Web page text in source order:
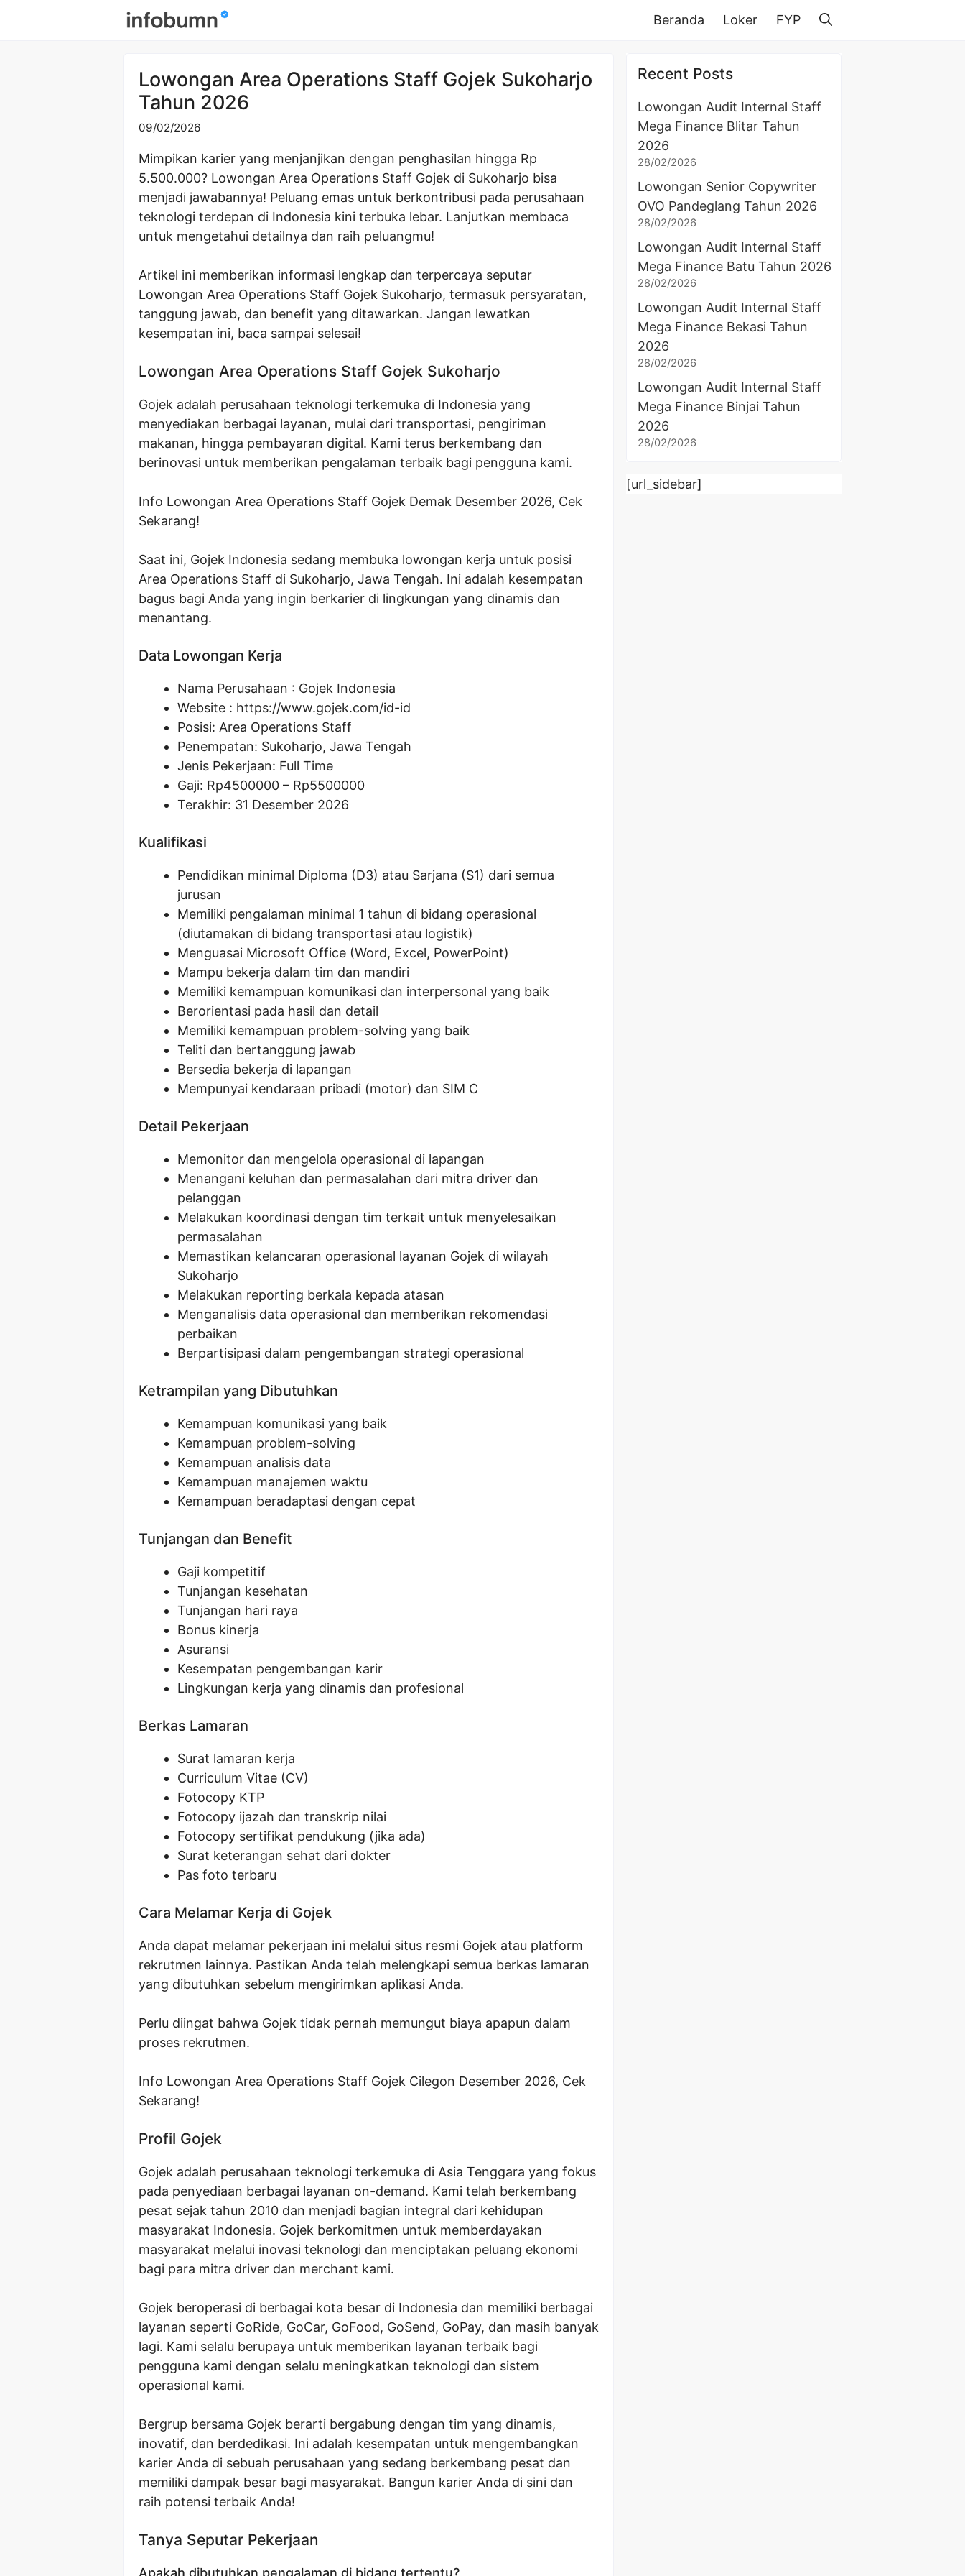
Beranda Loker FYP
Lowongan Area Operations Staff Gojek Sukoharjo
Tahun 2026
09/02/2026
Mimpikan karier yang menjanjikan dengan penghasilan hingga Rp
5.500.000? Lowongan Area Operations Staff Gojek di Sukoharjo bisa
menjadi jawabannya! Peluang emas untuk berkontribusi pada perusahaan
teknologi terdepan di Indonesia kini terbuka lebar. Lanjutkan membaca
untuk mengetahui detailnya dan raih peluangmu!
Artikel ini memberikan informasi lengkap dan terpercaya seputar
Lowongan Area Operations Staff Gojek Sukoharjo, termasuk persyaratan,
tanggung jawab, dan benefit yang ditawarkan. Jangan lewatkan
kesempatan ini, baca sampai selesai!
Lowongan Area Operations Staff Gojek Sukoharjo
Gojek adalah perusahaan teknologi terkemuka di Indonesia yang
menyediakan berbagai layanan, mulai dari transportasi, pengiriman
makanan, hingga pembayaran digital. Kami terus berkembang dan
berinovasi untuk memberikan pengalaman terbaik bagi pengguna kami.
Info Lowongan Area Operations Staff Gojek Demak Desember 2026, Cek
Sekarang!
Saat ini, Gojek Indonesia sedang membuka lowongan kerja untuk posisi
Area Operations Staff di Sukoharjo, Jawa Tengah. Ini adalah kesempatan
bagus bagi Anda yang ingin berkarier di lingkungan yang dinamis dan
menantang.
Data Lowongan Kerja
Nama Perusahaan : Gojek Indonesia
Website : https://www.gojek.com/id-id
Posisi: Area Operations Staff
Penempatan: Sukoharjo, Jawa Tengah
Jenis Pekerjaan: Full Time
Gaji: Rp4500000 – Rp5500000
Terakhir: 31 Desember 2026
Kualifikasi
Pendidikan minimal Diploma (D3) atau Sarjana (S1) dari semua
jurusan
Memiliki pengalaman minimal 1 tahun di bidang operasional
(diutamakan di bidang transportasi atau logistik)
Menguasai Microsoft Office (Word, Excel, PowerPoint)
Mampu bekerja dalam tim dan mandiri
Memiliki kemampuan komunikasi dan interpersonal yang baik
Berorientasi pada hasil dan detail
Memiliki kemampuan problem-solving yang baik
Teliti dan bertanggung jawab
Bersedia bekerja di lapangan
Mempunyai kendaraan pribadi (motor) dan SIM C
Detail Pekerjaan
Memonitor dan mengelola operasional di lapangan
Menangani keluhan dan permasalahan dari mitra driver dan
pelanggan
Melakukan koordinasi dengan tim terkait untuk menyelesaikan
permasalahan
Memastikan kelancaran operasional layanan Gojek di wilayah
Sukoharjo
Melakukan reporting berkala kepada atasan
Menganalisis data operasional dan memberikan rekomendasi
perbaikan
Berpartisipasi dalam pengembangan strategi operasional
Ketrampilan yang Dibutuhkan
Kemampuan komunikasi yang baik
Kemampuan problem-solving
Kemampuan analisis data
Kemampuan manajemen waktu
Kemampuan beradaptasi dengan cepat
Tunjangan dan Benefit
Gaji kompetitif
Tunjangan kesehatan
Tunjangan hari raya
Bonus kinerja
Asuransi
Kesempatan pengembangan karir
Lingkungan kerja yang dinamis dan profesional
Berkas Lamaran
Surat lamaran kerja
Curriculum Vitae (CV)
Fotocopy KTP
Fotocopy ijazah dan transkrip nilai
Fotocopy sertifikat pendukung (jika ada)
Surat keterangan sehat dari dokter
Pas foto terbaru
Cara Melamar Kerja di Gojek
Anda dapat melamar pekerjaan ini melalui situs resmi Gojek atau platform
rekrutmen lainnya. Pastikan Anda telah melengkapi semua berkas lamaran
yang dibutuhkan sebelum mengirimkan aplikasi Anda.
Perlu diingat bahwa Gojek tidak pernah memungut biaya apapun dalam
proses rekrutmen.
Info Lowongan Area Operations Staff Gojek Cilegon Desember 2026, Cek
Sekarang!
Profil Gojek
Gojek adalah perusahaan teknologi terkemuka di Asia Tenggara yang fokus
pada penyediaan berbagai layanan on-demand. Kami telah berkembang
pesat sejak tahun 2010 dan menjadi bagian integral dari kehidupan
masyarakat Indonesia. Gojek berkomitmen untuk memberdayakan
masyarakat melalui inovasi teknologi dan menciptakan peluang ekonomi
bagi para mitra driver dan merchant kami.
Gojek beroperasi di berbagai kota besar di Indonesia dan memiliki berbagai
layanan seperti GoRide, GoCar, GoFood, GoSend, GoPay, dan masih banyak
lagi. Kami selalu berupaya untuk memberikan layanan terbaik bagi
pengguna kami dengan selalu meningkatkan teknologi dan sistem
operasional kami.
Bergrup bersama Gojek berarti bergabung dengan tim yang dinamis,
inovatif, dan berdedikasi. Ini adalah kesempatan untuk mengembangkan
karier Anda di sebuah perusahaan yang sedang berkembang pesat dan
memiliki dampak besar bagi masyarakat. Bangun karier Anda di sini dan
raih potensi terbaik Anda!
Tanya Seputar Pekerjaan
Apakah dibutuhkan pengalaman di bidang tertentu?
Recent Posts
Lowongan Audit Internal Staff
Mega Finance Blitar Tahun
2026
28/02/2026
Lowongan Senior Copywriter
OVO Pandeglang Tahun 2026
28/02/2026
Lowongan Audit Internal Staff
Mega Finance Batu Tahun 2026
28/02/2026
Lowongan Audit Internal Staff
Mega Finance Bekasi Tahun
2026
28/02/2026
Lowongan Audit Internal Staff
Mega Finance Binjai Tahun
2026
28/02/2026
[url_sidebar]